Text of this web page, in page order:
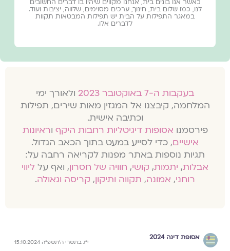
כאשר אנו בונים בית, אנחנו מקווים שיהיו בו דברים החשובים
לנו, כמו שלום בית, חינוך, ערכים מסוימים, שלווה, יציבות ועוד.
במאגר התפילות על הבית יש תפילות המבטאות תקוות
לדברים אלו.
בעקבות ה-7 באוקטובר 2023
ולאורך ימי
המלחמה, קיבצנו אל המגזין מאות שירים, תפילות
וכתיבה אישית.
פירסמנו אסופות דיגיטליות רחבות היקף וראיונות
אישיים, כדי לסייע במעט בתוך הכאב הגדול.
תגיות נוספות באתר מפנות לקריאה רחבה על:
אבלות, יתמות, קושי, חוויה של חסרון, ואף על ליווי
רוחני, אמונה, תקווה ותיקון, קריסה וגאולה.
אסופת דינה 2024
י״ג בתשרי ה׳תשפ״ה 15.10.2024